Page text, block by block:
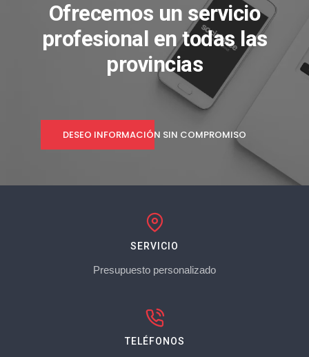
Ofrecemos un servicio
profesional en todas las
provincias
DESEO INFORMACIÓN SIN COMPROMISO
SERVICIO
Presupuesto personalizado
TELÉFONOS